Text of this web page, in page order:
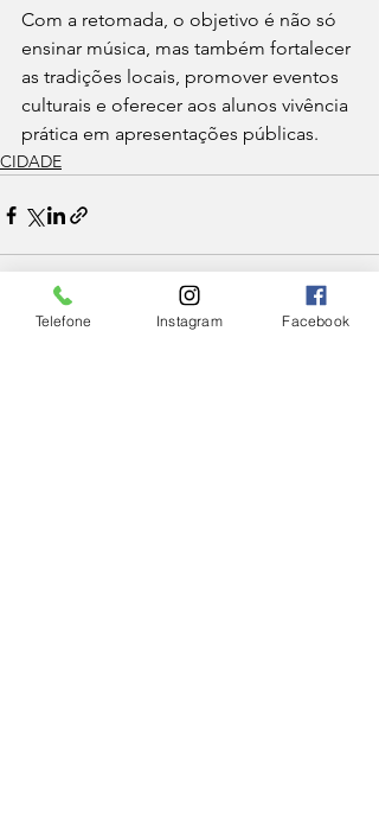
Com a retomada, o objetivo é não só
ensinar música, mas também fortalecer
as tradições locais, promover eventos
culturais e oferecer aos alunos vivência
prática em apresentações públicas.
CIDADE
Telefone Instagram Facebook